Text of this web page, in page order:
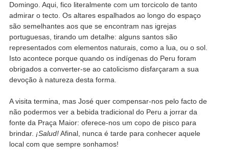
Domingo. Aqui, fico literalmente com um torcicolo de tanto
admirar o tecto. Os altares espalhados ao longo do espaço
são semelhantes aos que se encontram nas igrejas
portuguesas, tirando um detalhe: alguns santos são
representados com elementos naturais, como a lua, ou o sol.
Isto acontece porque quando os indígenas do Peru foram
obrigados a converter-se ao catolicismo disfarçaram a sua
devoção à natureza desta forma.
A visita termina, mas José quer compensar-nos pelo facto de
não podermos ver a bebida tradicional do Peru a jorrar da
fonte da Praça Maior: oferece-nos um copo de pisco para
brindar. ¡Salud!Afinal, nunca é tarde para conhecer aquele
local com que sempre sonhamos!